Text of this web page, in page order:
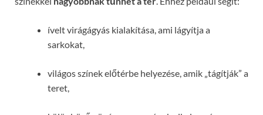
ívelt virágágyás kialakítása, ami lágyítja a
sarkokat,
világos színek előtérbe helyezése, amik „tágítják” a
teret,